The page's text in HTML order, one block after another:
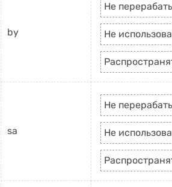
by
Не
Не
sa
Не
Не